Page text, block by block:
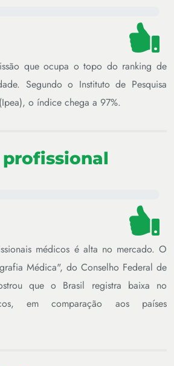
que ocupa o topo do ranking de
Segundo o Instituto de Pesquisa
o índice chega a 97%.
médicos é alta no mercado. O
Médica", do Conselho Federal de
que o Brasil registra baixa no
em comparação aos países